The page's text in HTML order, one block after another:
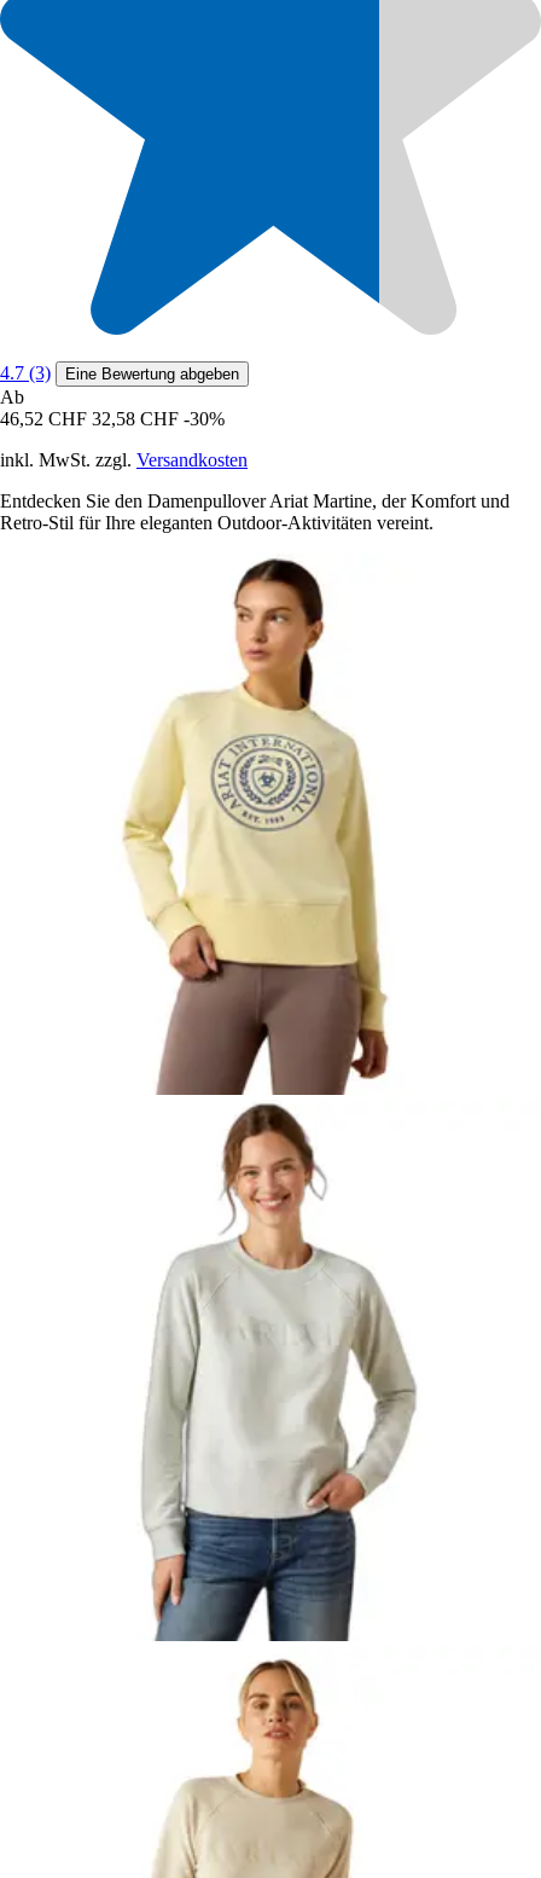
4.7 (3) Eine Bewertung abgeben
Ab
46,52 CHF 32,58 CHF -30%
inkl. MwSt. zzgl. Versandkosten
Entdecken Sie den Damenpullover Ariat Martine, der Komfort und
Retro-Stil für Ihre eleganten Outdoor-Aktivitäten vereint.